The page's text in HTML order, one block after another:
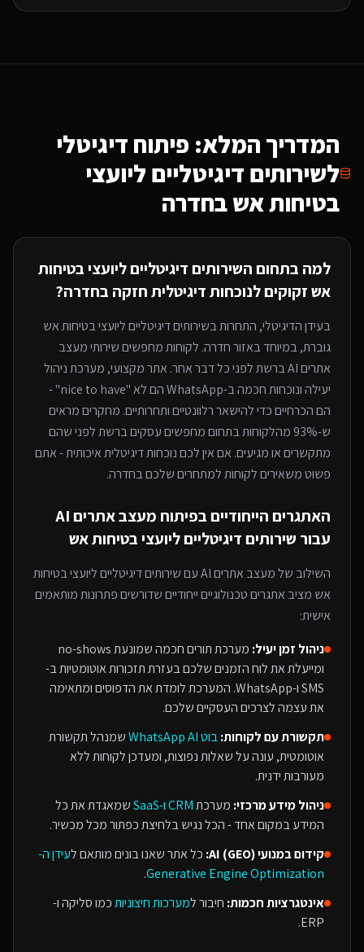
המדריך המלא: פיתוח דיגיטלי
לשירותים דיגיטליים ליועצי
בטיחות אשבחדרה
למה בתחום השירותים דיגיטליים ליועצי בטיחות
אשזקוקים לנוכחות דיגיטלית חזקה בחדרה?
בעידן הדיגיטלי, התחרות בשירותים דיגיטליים ליועצי בטיחות אש
גוברת, במיוחדבאזור חדרה. לקוחות מחפשים שירותימעצב
אתרים AI
ברשת לפני כל דבר אחר. אתר מקצועי, מערכת ניהול
יעילה ונוכחות חכמה ב-WhatsApp הם לא "nice to have" -
הם הכרחיים כדי להישאר רלוונטיים ותחרותיים. מחקרים מראים
ש-93% מהלקוחות בתחום מחפשים עסקים ברשת לפני שהם
מתקשרים או מגיעים. אם אין לכם נוכחות דיגיטלית איכותית - אתם
פשוט משאירים לקוחות למתחריםשלכם בחדרה.
האתגרים הייחודיים בפיתוח מעצב אתרים AI
עבור שירותים דיגיטליים ליועצי בטיחות אש
השילוב שלמעצב אתרים AI עםשירותים דיגיטליים ליועצי בטיחות
אש מציב אתגרים טכנולוגיים ייחודיים שדורשים פתרונות מותאמים
אישית:
ניהול זמן יעיל:
מערכת תורים חכמה שמונעת no-shows
ומייעלת את לוח הזמנים שלכם בעזרת תזכורות אוטומטיות ב-
SMS ו-WhatsApp. המערכת לומדת את הדפוסים ומתאימה
את עצמה לצרכים העסקיים שלכם.
תקשורת עם לקוחות:בוט WhatsApp AI
שמנהל תקשורת
אוטומטית, עונה על שאלות נפוצות, ומעדכן לקוחות ללא
מעורבות ידנית.
ניהול מידע מרכזי: מערכתCRM ו-SaaS
שמאגדת את כל
המידע במקום אחד - הכל נגיש בלחיצת כפתור מכל מכשיר.
קידום במנועי AI (GEO):
כל אתר שאנו בונים מותאם לעידן ה-
Generative Engine Optimization
.
אינטגרציות חכמות: חיבור למערכות חיצוניותכמו סליקה ו-
ERP.